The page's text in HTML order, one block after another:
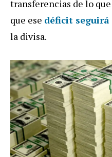
transferencias de lo
que ese déficit
la divisa.